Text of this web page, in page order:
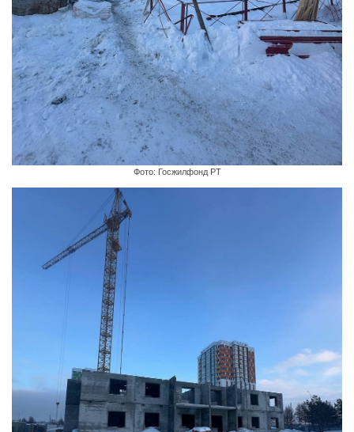
Фото: Госжилфонд РТ